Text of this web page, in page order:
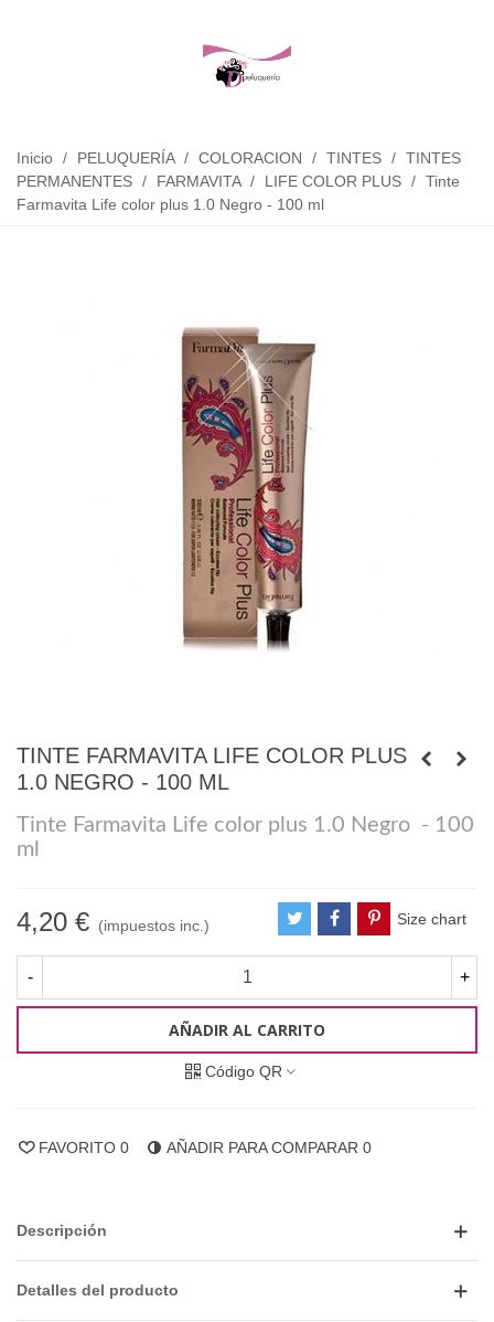
Inicio / PELUQUERÍA / COLORACION / TINTES / TINTES
PERMANENTES / FARMAVITA / LIFE COLOR PLUS / Tinte
Farmavita Life color plus 1.0 Negro - 100 ml
TINTE FARMAVITA LIFE COLOR PLUS
1.0 NEGRO - 100 ML
Tinte Farmavita Life color plus 1.0 Negro - 100
ml
4,20 € (impuestos inc.) Size chart
- +
AÑADIR AL CARRITO
Código QR
FAVORITO 0 AÑADIR PARA COMPARAR 0
Descripción
Detalles del producto